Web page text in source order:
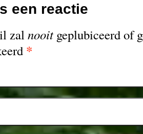
een reactie
zalnooitgeplubiceerd of
*